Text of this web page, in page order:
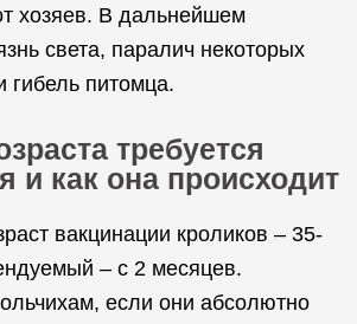
хозяев. В дальнейшем
света, паралич некоторых
гибель питомца.
требуется
и как она происходит
вакцинации кроликов – 35-
– с 2 месяцев.
если они абсолютно